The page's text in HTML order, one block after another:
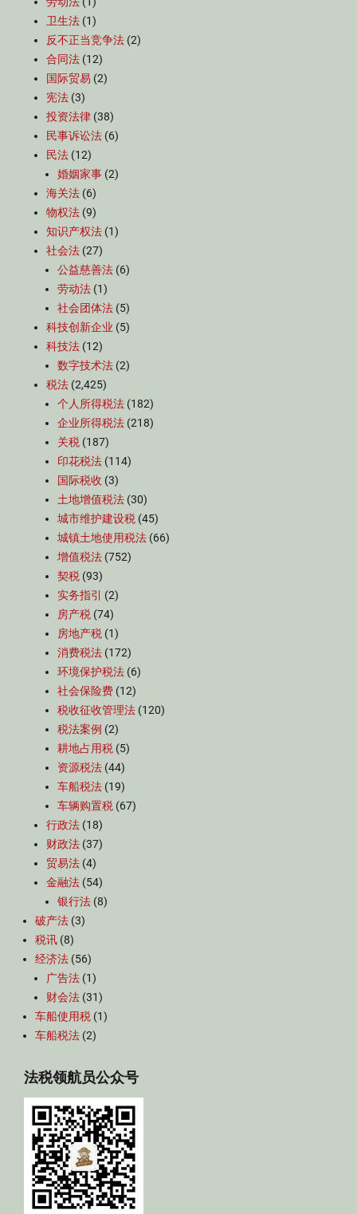
卫生法 (1)
反不正当竞争法 (2)
合同法 (12)
国际贸易 (2)
宪法 (3)
投资法律 (38)
民事诉讼法 (6)
民法 (12)
婚姻家事 (2)
海关法 (6)
物权法 (9)
知识产权法 (1)
社会法 (27)
公益慈善法 (6)
劳动法 (1)
社会团体法 (5)
科技创新企业 (5)
科技法 (12)
数字技术法 (2)
税法 (2,425)
个人所得税法 (182)
企业所得税法 (218)
关税 (187)
印花税法 (114)
国际税收 (3)
土地增值税法 (30)
城市维护建设税 (45)
城镇土地使用税法 (66)
增值税法 (752)
契税 (93)
实务指引
(2)
房产税 (74)
房地产税 (1)
消费税法 (172)
环境保护税法 (6)
社会保险费 (12)
税收征收管理法 (120)
税法案例 (2)
耕地占用税 (5)
资源税法 (44)
车船税法 (19)
车辆购置税 (67)
行政法 (18)
财政法 (37)
贸易法 (4)
金融法 (54)
银行法 (8)
破产法 (3)
税讯 (8)
经济法 (56)
广告法 (1)
财会法 (31)
车船使用税 (1)
车船税法 (2)
法税领航员公众号